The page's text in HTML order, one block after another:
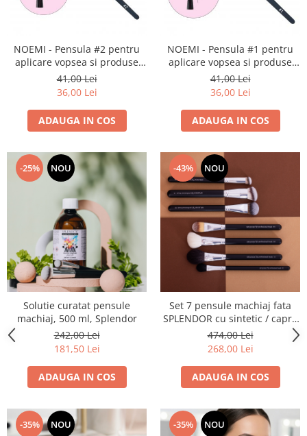
NOEMI - Pensula #2 pentru
aplicare vopsea si produse
lifting
41,00 Lei
36,00 Lei
ADAUGA IN COS
NOEMI - Pensula #1 pentru
aplicare vopsea si produse
lifting
41,00 Lei
36,00 Lei
ADAUGA IN COS
-25% NOU
Solutie curatat pensule
machiaj, 500 ml, Splendor
242,00 Lei
181,50 Lei
ADAUGA IN COS
-43% NOU
Set 7 pensule machiaj fata
SPLENDOR cu sintetic / capra
+ borseta
474,00 Lei
268,00 Lei
ADAUGA IN COS
-35% NOU -35% NOU